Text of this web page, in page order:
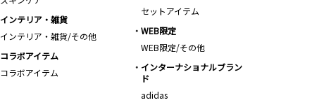
セットアイテム
インテリア・雑貨
インテリア・雑貨/その他
WEB限定
WEB限定/その他
コラボアイテム
コラボアイテム
インターナショナルブラン
ド
adidas